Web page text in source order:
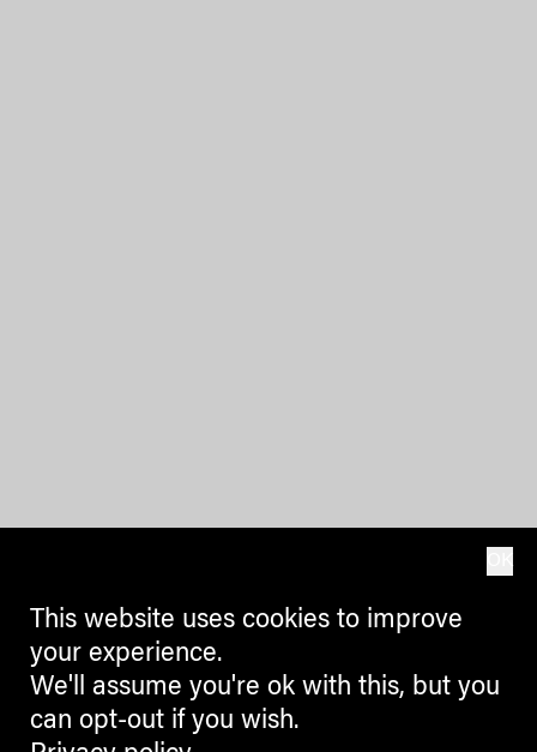
This website uses cookies to improve
your experience.
We'll assume you're ok with this, but you
can opt-out if you wish.